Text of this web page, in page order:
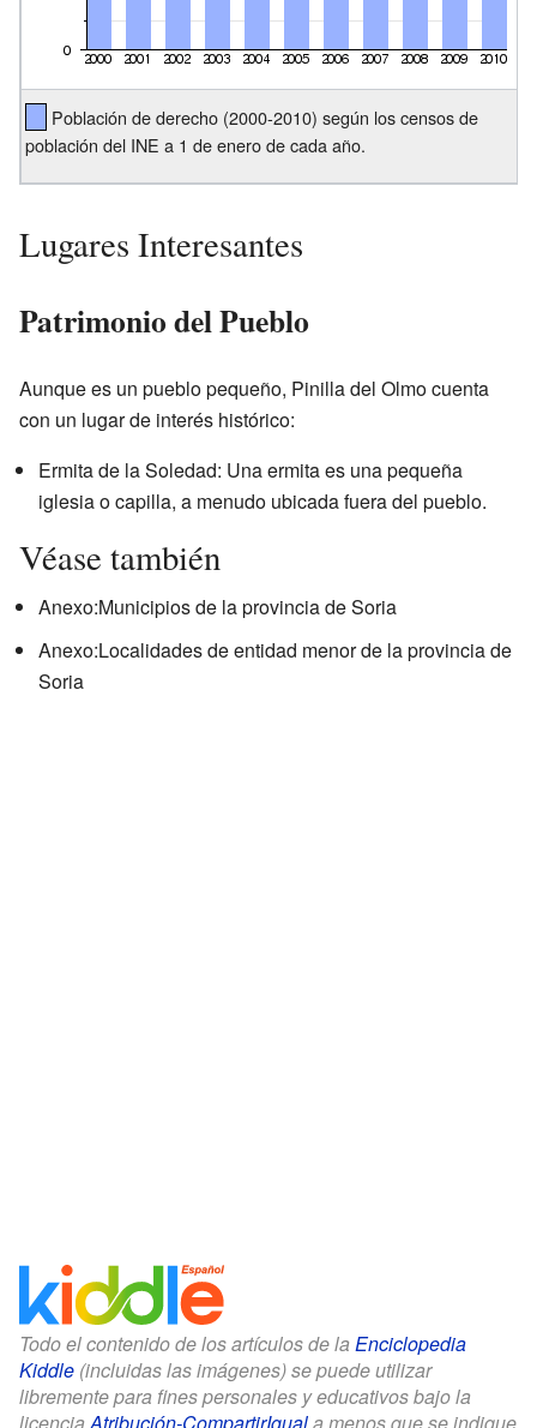
Población de derecho (2000-2010) según los censos de
población del INE a 1 de enero de cada año.
Lugares Interesantes
Patrimonio del Pueblo
Aunque es un pueblo pequeño, Pinilla del Olmo cuenta
con un lugar de interés histórico:
Ermita de la Soledad: Una ermita es una pequeña
iglesia o capilla, a menudo ubicada fuera del pueblo.
Véase también
Anexo:Municipios de la provincia de Soria
Anexo:Localidades de entidad menor de la provincia de
Soria
Todo el contenido de los artículos de la Enciclopedia
Kiddle (incluidas las imágenes) se puede utilizar
libremente para fines personales y educativos bajo la